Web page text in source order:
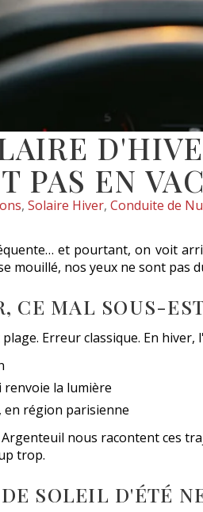
PAS EN
, Solaire Hiver, Conduite de
et pourtant, on voit
mouillé, nos yeux ne sont pas
CE MAL SOUS-
Erreur classique. En
renvoie la lumière
en région parisienne
nous racontent ces
trop.
SOLEIL D'ÉTÉ